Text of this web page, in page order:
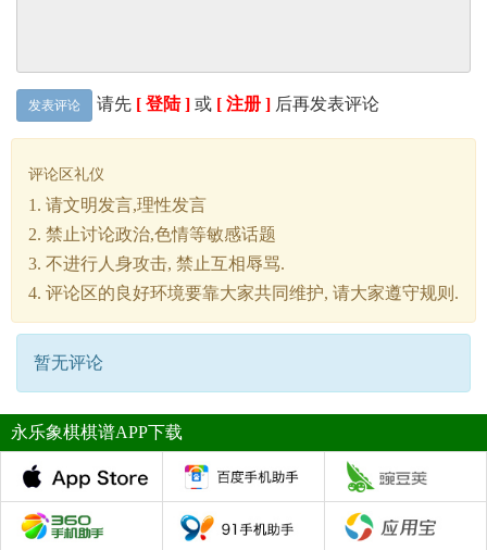
发表评论 请先 [ 登陆 ] 或 [ 注册 ] 后再发表评论
评论区礼仪
1. 请文明发言,理性发言
2. 禁止讨论政治,色情等敏感话题
3. 不进行人身攻击, 禁止互相辱骂.
4. 评论区的良好环境要靠大家共同维护, 请大家遵守规则.
暂无评论
永乐象棋棋谱APP下载